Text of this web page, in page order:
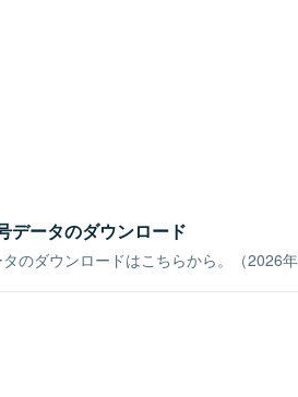
データのダウンロード
のダウンロードはこちらから。（2026年